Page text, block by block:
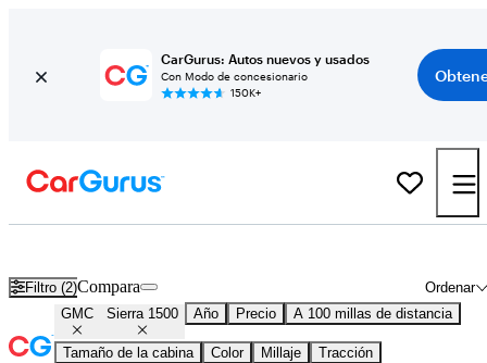
CarGurus: Autos nuevos y usados
Con Modo de concesionario
150K+
Filtro (2) Ordenar
Compara
GMC Sierra 1500 Año Precio A 100 millas de distancia
Tamaño de la cabina Color Millaje
Tracción